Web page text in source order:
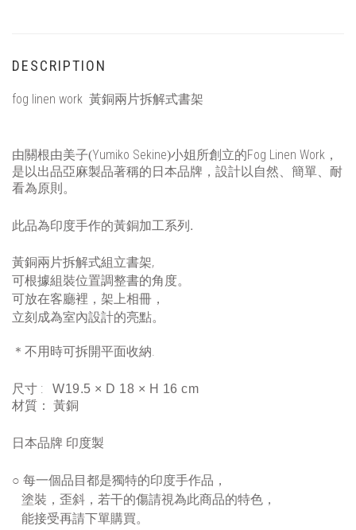
DESCRIPTION
fog linen work 黃銅兩片拆解式書架
由關根由美子(Yumiko Sekine)小姐所創立的Fog Linen Work ，
是以出品亞麻製品著稱的日本品牌，設計以自然、簡單、耐
看為原則。
此品為印度手作的黃銅加工系列.
黃銅兩片拆解式組立書架,
可根據組裝位置調整書的角度。
可放在客廳裡， 架上相冊，
立刻成為室內設計的亮點。
＊不用時可拆開平面收納.
尺寸 : W19.5 × D 18 × H 16 cm
材質： 黃銅
日本品牌 印度製
○ 每一個品目都是獨特的印度手作品，
塗裝，歪斜，若干的傷請視為此商品的特色，
能接受再請下單購買。